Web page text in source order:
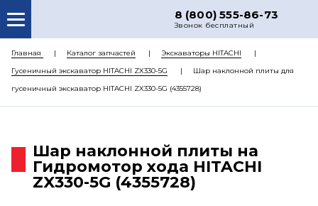
8 (800) 555-86-73
Звонок бесплатный
О НАС
КАТАЛОГ ЗАПЧАСТЕЙ
РЕМОНТ
ЦЕНЫ
КОНТАКТЫ
Главная Каталог запчастей
Экскаваторы HITACHI
Гусеничный экскаватор HITACHI ZX330-5G
Шар наклонной плиты для
гусеничный экскаватор HITACHI ZX330-5G (4355728)
Шар наклонной плиты на
Гидромотор хода HITACHI
ZX330-5G (4355728)